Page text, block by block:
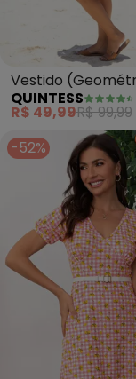
Vestido
Rosado) com
Amplas
QUINTESS
R$ 49,99R$ 99,99
-52%